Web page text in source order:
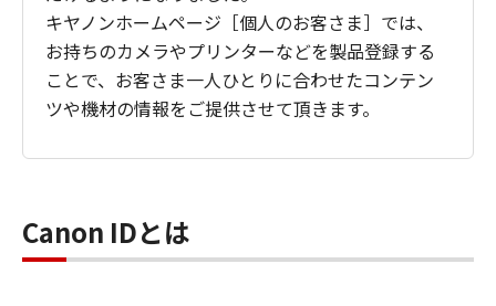
キヤノンホームページ［個人のお客さま］では、
お持ちのカメラやプリンターなどを製品登録する
ことで、お客さま一人ひとりに合わせたコンテン
ツや機材の情報をご提供させて頂きます。
Canon IDとは